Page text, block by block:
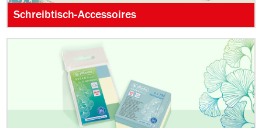
Schreibtisch-Accessoires